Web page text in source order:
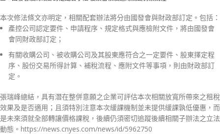
本次修法條文亦明定，相關配套辦法將分由國發會與財政部訂定。包括：
產控公司認定要件、申請程序、規定格式與應檢附文件，將由國發會
會同財政部訂定；
有關收購公司、被收購公司及其股東應符合之一定要件、股東擇定程
序、股份交易所得計算、補稅流程、應附文件等事項，則由財政部訂
定。
張瑞峰總結，具有潛在整併意願之企業可評估本次相關放寬所帶來之租稅
效果及是否適用；且須特別注意本次緩課機制並未提供緩課孰低優惠，而
是未來須就全部轉讓價格課稅，後續仍須密切追蹤後續相關子辦法之立法
動態。https://news.cnyes.com/news/id/5962750